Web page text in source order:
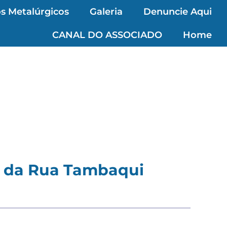
Metalúrgicos Galeria Denuncie Aqui
CANAL DO ASSOCIADO Home
Rua Tambaqui